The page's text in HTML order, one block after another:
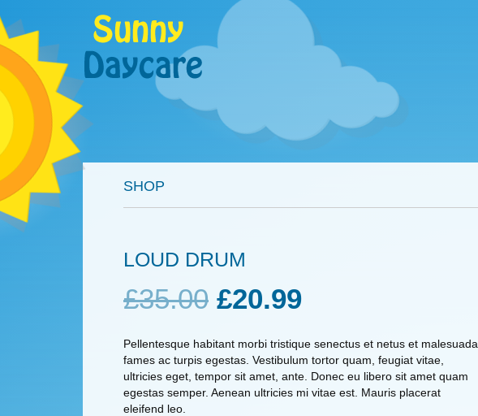
SHOP
LOUD DRUM
£35.00 £20.99
Pellentesque habitant morbi tristique senectus et netus et malesuada
fames ac turpis egestas. Vestibulum tortor quam, feugiat vitae,
ultricies eget, tempor sit amet, ante. Donec eu libero sit amet quam
egestas semper. Aenean ultricies mi vitae est. Mauris placerat
eleifend leo.